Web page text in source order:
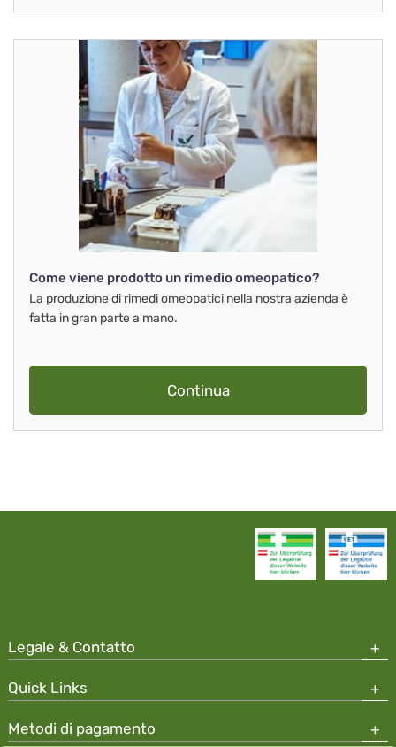
Come viene prodotto un rimedio omeopatico?
La produzione di rimedi omeopatici nella nostra azienda è
fatta in gran parte a mano.
Continua
Legale & Contatto
Quick Links
Metodi di pagamento